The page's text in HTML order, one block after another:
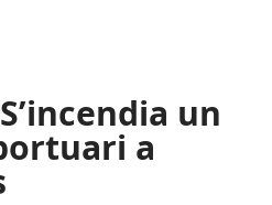
S’incendia un
a